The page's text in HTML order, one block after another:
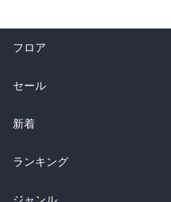
フロア
総合
ラノベ
雑誌・グラビア
BL・TL
セール
総合
ラノベ
雑誌・グラビア
新着
総合
ラノベ
ランキング
総合
ジャンル